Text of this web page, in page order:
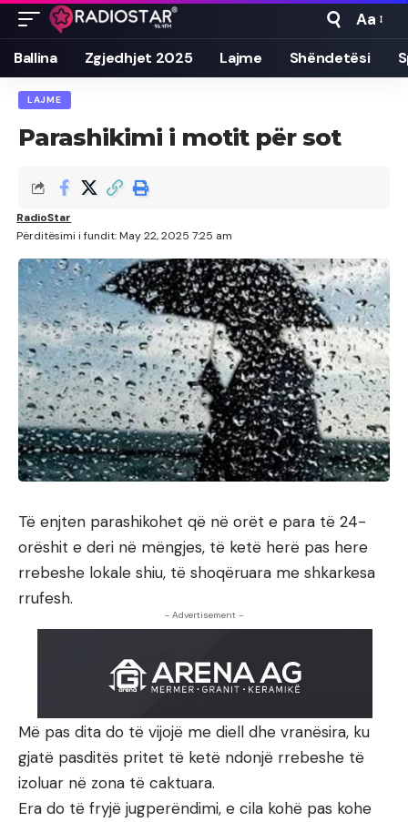
Font
Resizer
Aa
Ballina Zgjedhjet 2025 Lajme Shëndetësi
LAJME
Parashikimi i motit për sot
Përditësimi i fundit: May 22, 2025 7:25 am
RadioStar
Të enjten parashikohet që në orët e para të 24-
orëshit e deri në mëngjes, të ketë herë pas here
rrebeshe lokale shiu, të shoqëruara me shkarkesa
rrufesh.
- Advertisement -
Më pas dita do të vijojë me diell dhe vranësira, ku
gjatë pasditës pritet të ketë ndonjë rrebeshe të
izoluar në zona të caktuara.
Era do të fryjë jugperëndimi, e cila kohë pas kohe